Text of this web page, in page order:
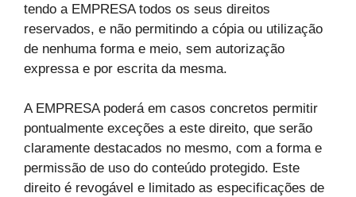
tendo a EMPRESA todos os seus direitos
reservados, e não permitindo a cópia ou utilização
de nenhuma forma e meio, sem autorização
expressa e por escrita da mesma.
A EMPRESA poderá em casos concretos permitir
pontualmente exceções a este direito, que serão
claramente destacados no mesmo, com a forma e
permissão de uso do conteúdo protegido. Este
direito é revogável e limitado as especificações de